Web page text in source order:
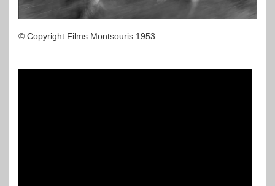
© Copyright Films Montsouris 1953